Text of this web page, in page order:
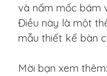
và nấm mốc bám
Điều này là một
mẫu thiết kế bàn
Mời bạn xem thêm: